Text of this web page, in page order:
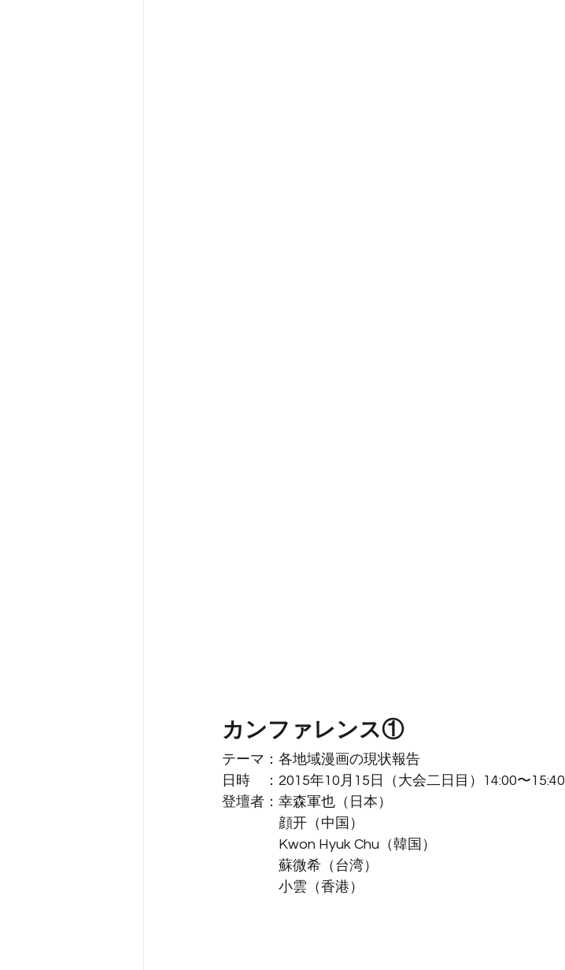
カンファレンス①
テーマ：各地域漫画の現状報告
日時　：2015年10月15日（大会二日目）14:00〜15:40
登壇者：幸森軍也（日本）
顔开（中国）
Kwon Hyuk Chu（韓国）
蘇微希（台湾）
小雲（香港）